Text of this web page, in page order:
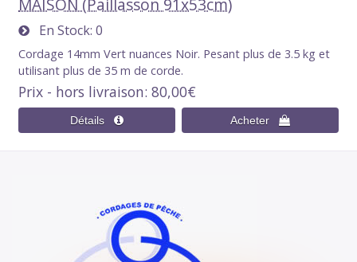
En Stock 0
Cordage 14mm Vert nuances Noir. Pesant plus de 3.5 kg et
utilisant plus de 35 m de corde.
Prix - hors livraison 80,00€